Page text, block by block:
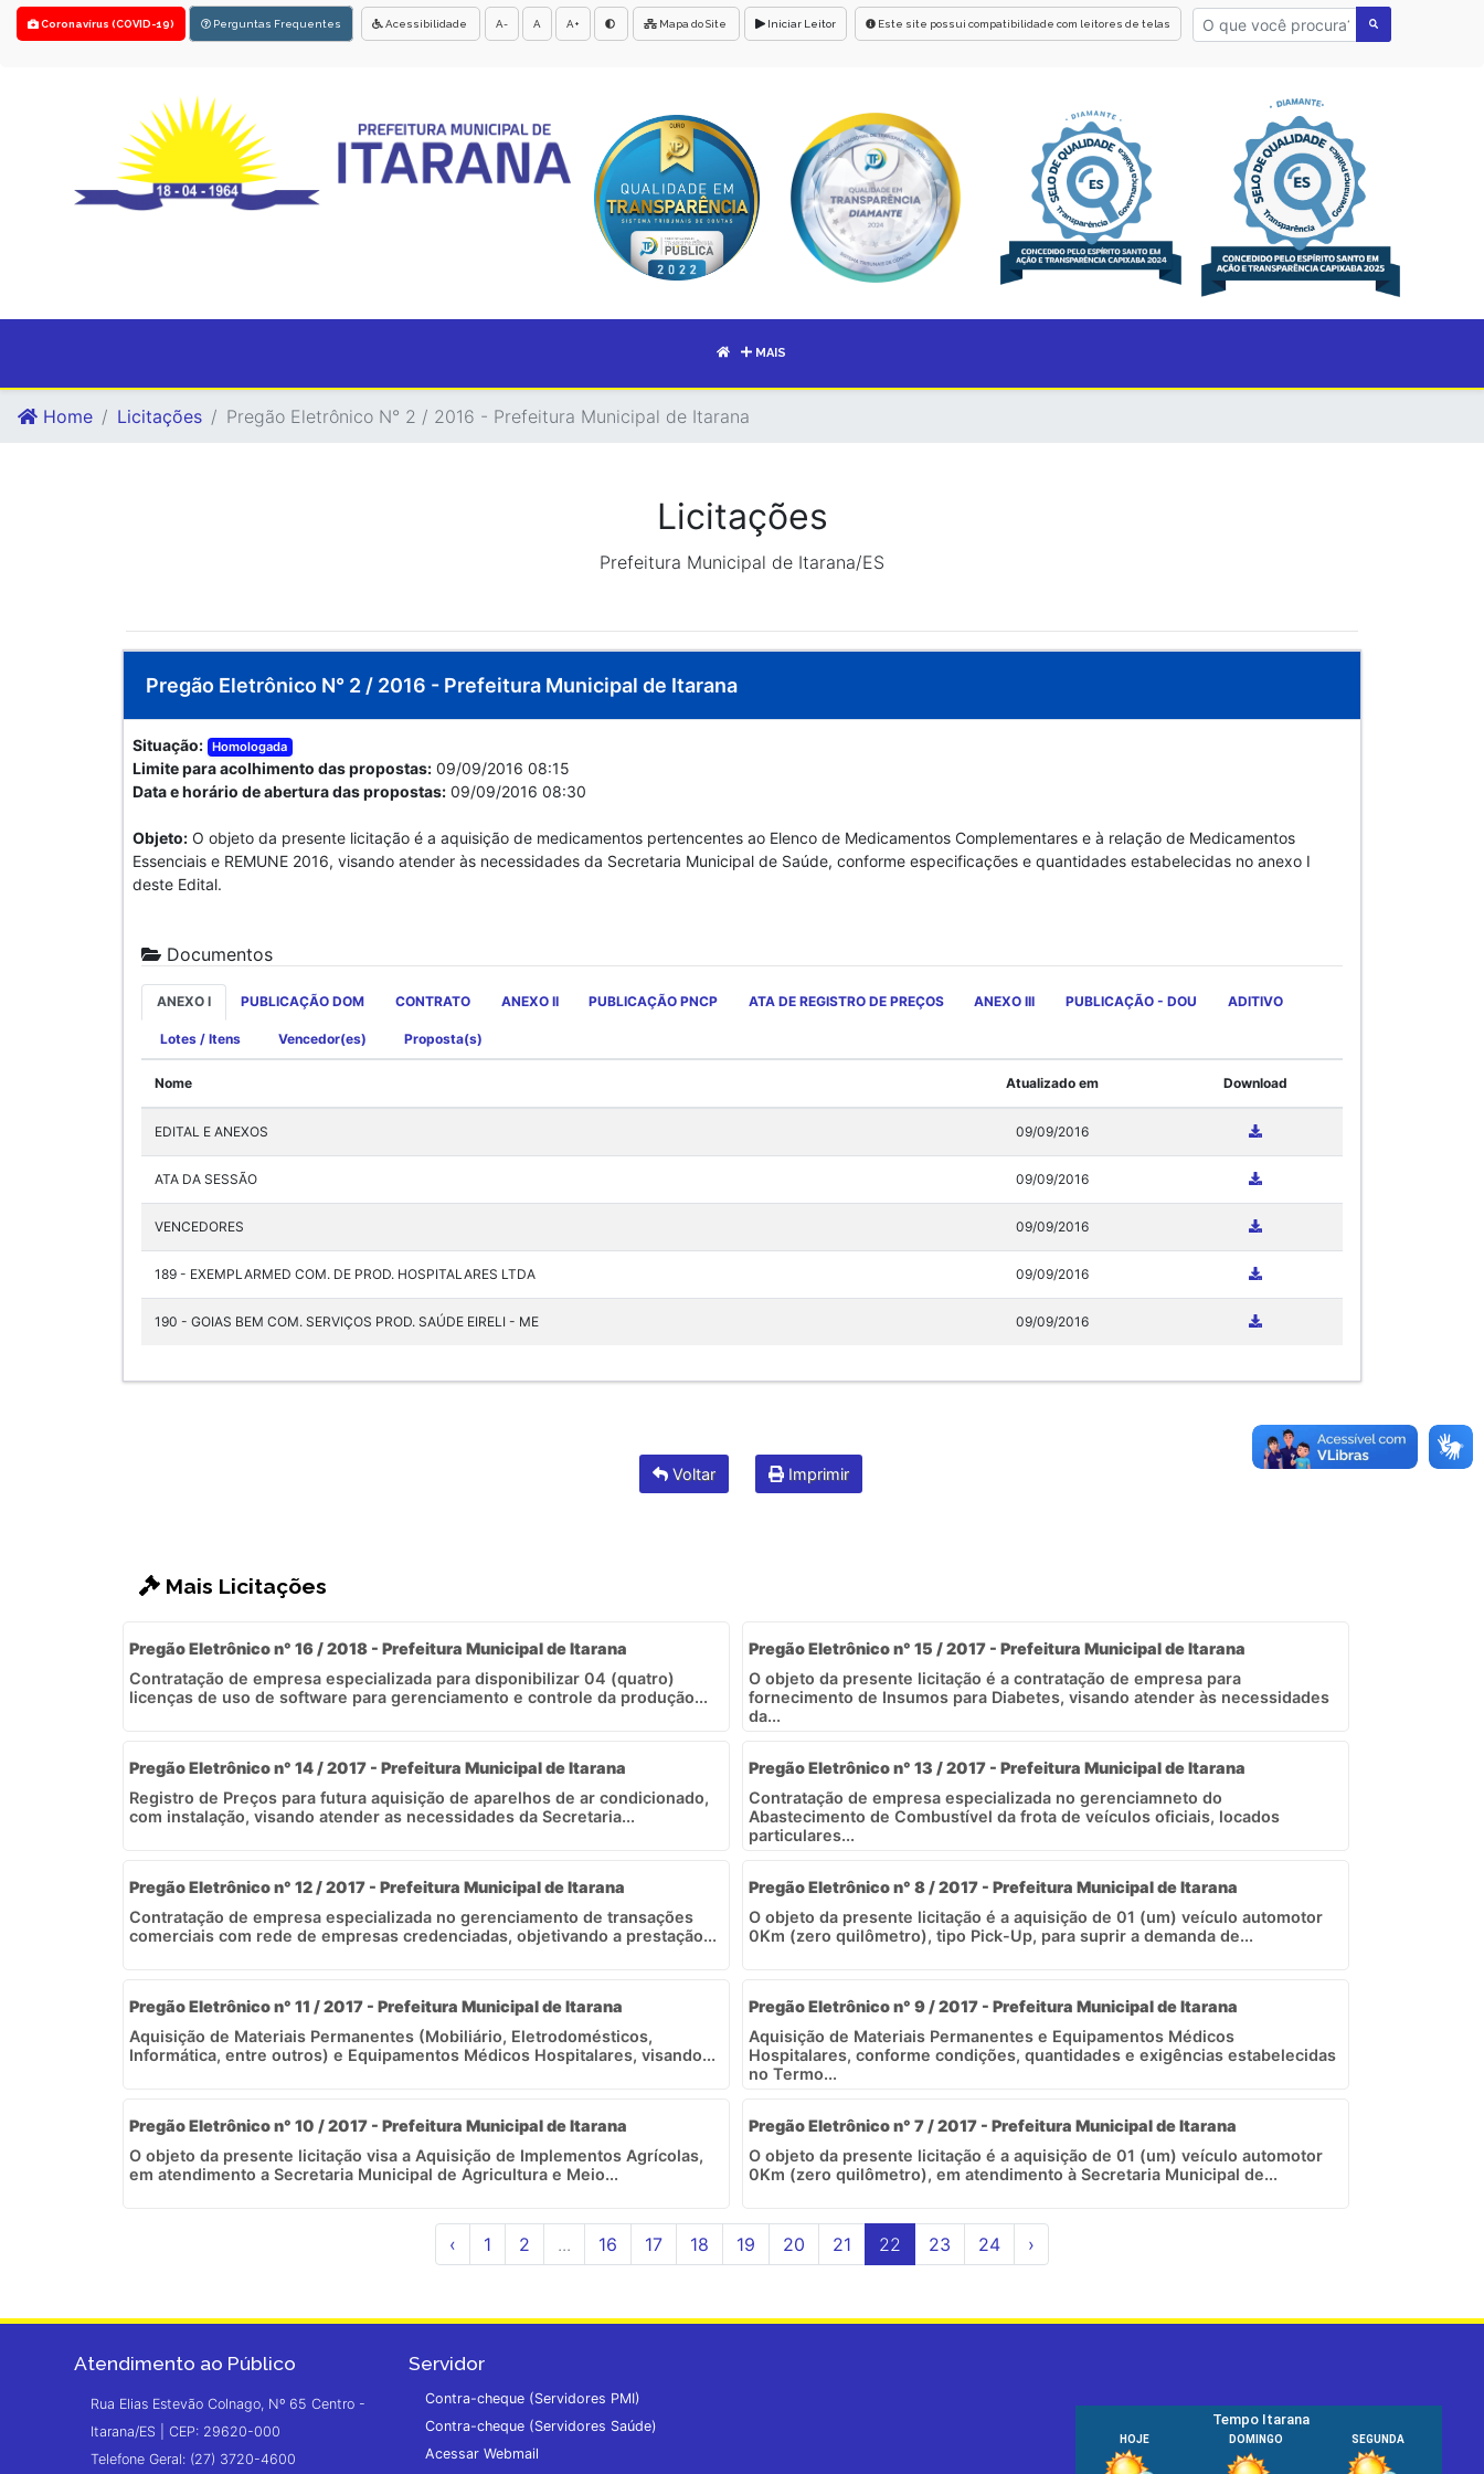
Coronavírus (COVID-19) Perguntas Frequentes Acessibilidade A- A A+ Mapa do Site Iniciar Leitor Este site possui compatibilidade com leitores de telas
MAIS
Home Licitações Pregão Eletrônico N° 2 / 2016 - Prefeitura Municipal de Itarana
Licitações
Prefeitura Municipal de Itarana/ES
Pregão Eletrônico N° 2 / 2016 - Prefeitura Municipal de Itarana
Situação: Homologada
Limite para acolhimento das propostas: 09/09/2016 08:15
Data e horário de abertura das propostas: 09/09/2016 08:30
Objeto: O objeto da presente licitação é a aquisição de medicamentos pertencentes ao Elenco de Medicamentos Complementares e à relação de Medicamentos
Essenciais e REMUNE 2016, visando atender às necessidades da Secretaria Municipal de Saúde, conforme especificações e quantidades estabelecidas no anexo I
deste Edital.
Documentos
ANEXO I PUBLICAÇÃO DOM CONTRATO ANEXO II PUBLICAÇÃO PNCP ATA DE REGISTRO DE PREÇOS ANEXO III PUBLICAÇÃO - DOU ADITIVO
Lotes / Itens Vencedor(es) Proposta(s)
Nome Atualizado em Download
EDITAL E ANEXOS 09/09/2016
ATA DA SESSÃO 09/09/2016
VENCEDORES 09/09/2016
189 - EXEMPLARMED COM. DE PROD. HOSPITALARES LTDA 09/09/2016
190 - GOIAS BEM COM. SERVIÇOS PROD. SAÚDE EIRELI - ME 09/09/2016
Voltar Imprimir
Mais Licitações
Pregão Eletrônico n° 16 / 2018 - Prefeitura Municipal de Itarana
Contratação de empresa especializada para disponibilizar 04 (quatro)
licenças de uso de software para gerenciamento e controle da produção...
Pregão Eletrônico n° 15 / 2017 - Prefeitura Municipal de Itarana
O objeto da presente licitação é a contratação de empresa para
fornecimento de Insumos para Diabetes, visando atender às necessidades
da...
Pregão Eletrônico n° 14 / 2017 - Prefeitura Municipal de Itarana
Registro de Preços para futura aquisição de aparelhos de ar condicionado,
com instalação, visando atender as necessidades da Secretaria...
Pregão Eletrônico n° 13 / 2017 - Prefeitura Municipal de Itarana
Contratação de empresa especializada no gerenciamneto do
Abastecimento de Combustível da frota de veículos oficiais, locados
particulares...
Pregão Eletrônico n° 12 / 2017 - Prefeitura Municipal de Itarana
Contratação de empresa especializada no gerenciamento de transações
comerciais com rede de empresas credenciadas, objetivando a prestação...
Pregão Eletrônico n° 8 / 2017 - Prefeitura Municipal de Itarana
O objeto da presente licitação é a aquisição de 01 (um) veículo automotor
0Km (zero quilômetro), tipo Pick-Up, para suprir a demanda de...
Pregão Eletrônico n° 11 / 2017 - Prefeitura Municipal de Itarana
Aquisição de Materiais Permanentes (Mobiliário, Eletrodomésticos,
Informática, entre outros) e Equipamentos Médicos Hospitalares, visando...
Pregão Eletrônico n° 9 / 2017 - Prefeitura Municipal de Itarana
Aquisição de Materiais Permanentes e Equipamentos Médicos
Hospitalares, conforme condições, quantidades e exigências estabelecidas
no Termo...
Pregão Eletrônico n° 10 / 2017 - Prefeitura Municipal de Itarana
O objeto da presente licitação visa a Aquisição de Implementos Agrícolas,
em atendimento a Secretaria Municipal de Agricultura e Meio...
Pregão Eletrônico n° 7 / 2017 - Prefeitura Municipal de Itarana
O objeto da presente licitação é a aquisição de 01 (um) veículo automotor
0Km (zero quilômetro), em atendimento à Secretaria Municipal de...
‹ 1 2 ... 16 17 18 19 20 21 22 23 24 ›
Atendimento ao Público
Rua Elias Estevão Colnago, Nº 65 Centro -
Itarana/ES | CEP: 29620-000
Telefone Geral: (27) 3720-4600
Servidor
Contra-cheque (Servidores PMI)
Contra-cheque (Servidores Saúde)
Acessar Webmail